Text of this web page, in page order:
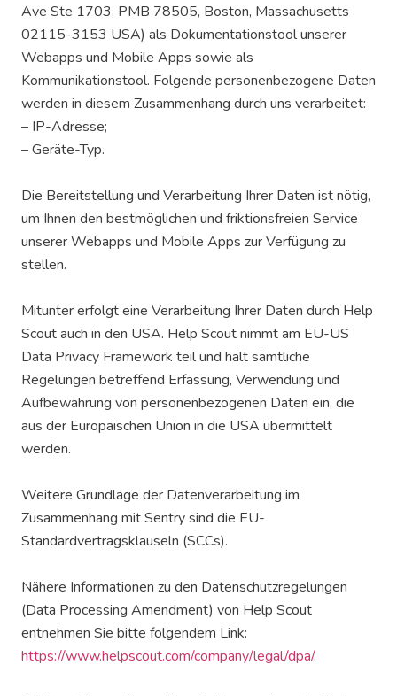
Ave Ste 1703, PMB 78505, Boston, Massachusetts
02115-3153 USA) als Dokumentationstool unserer
Webapps und Mobile Apps sowie als
Kommunikationstool. Folgende personenbezogene Daten
werden in diesem Zusammenhang durch uns verarbeitet:
– IP-Adresse;
– Geräte-Typ.
Die Bereitstellung und Verarbeitung Ihrer Daten ist nötig,
um Ihnen den bestmöglichen und friktionsfreien Service
unserer Webapps und Mobile Apps zur Verfügung zu
stellen.
Mitunter erfolgt eine Verarbeitung Ihrer Daten durch Help
Scout auch in den USA. Help Scout nimmt am EU-US
Data Privacy Framework teil und hält sämtliche
Regelungen betreffend Erfassung, Verwendung und
Aufbewahrung von personenbezogenen Daten ein, die
aus der Europäischen Union in die USA übermittelt
werden.
Weitere Grundlage der Datenverarbeitung im
Zusammenhang mit Sentry sind die EU-
Standardvertragsklauseln (SCCs).
Nähere Informationen zu den Datenschutzregelungen
(Data Processing Amendment) von Help Scout
entnehmen Sie bitte folgendem Link:
https://www.helpscout.com/company/legal/dpa/.